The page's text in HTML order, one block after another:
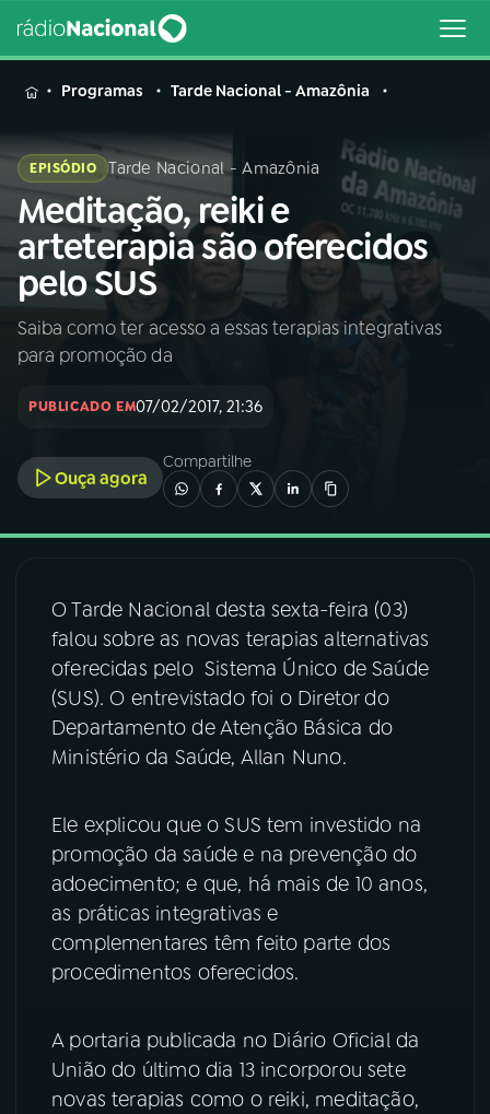
MENU
Buscar
na
Rádio
Nacional
Buscar
AO VIVO
INÍCIO
A RÁDIO
03PROGRAMAÇÃO
04PROGRAMAS
PODCASTS
06 VIDEOCASTS
07ÚLTIMAS
FESTIVAL DE MÚSICA
ACOMPANHE A RÁDIO NACIONAL
Instagram X
Programas Tarde Nacional - Amazônia
EPISÓDIO Tarde Nacional - Amazônia
Meditação, reiki e
arteterapia são oferecidos
pelo SUS
Saiba como ter acesso a essas terapias integrativas
para promoção da
PUBLICADO EM07/02/2017, 21:36
Ouça agora
Compartilhe
O Tarde Nacional desta sexta-feira (03)
falou sobre as novas terapias alternativas
oferecidas pelo Sistema Único de Saúde
(SUS). O entrevistado foi o Diretor do
Departamento de Atenção Básica do
Ministério da Saúde, Allan Nuno.
Ele explicou que o SUS tem investido na
promoção da saúde e na prevenção do
adoecimento; e que, há mais de 10 anos,
as práticas integrativas e
complementares têm feito parte dos
procedimentos oferecidos.
A portaria publicada no Diário Oficial da
União do último dia 13 incorporou sete
novas terapias como o reiki, meditação,